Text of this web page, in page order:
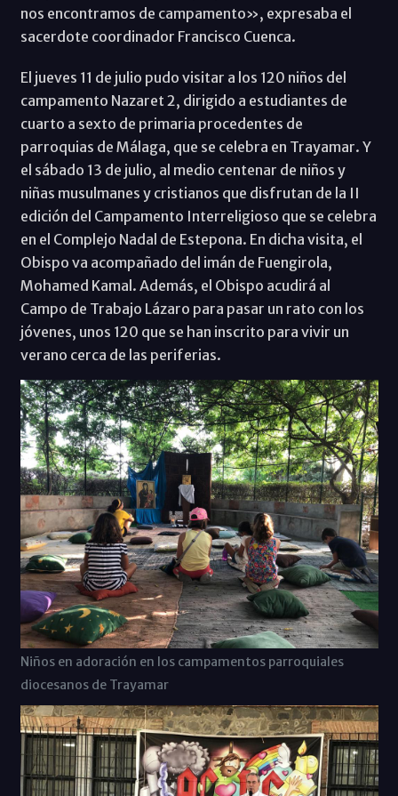
nos encontramos de campamento», expresaba el
sacerdote coordinador Francisco Cuenca.
El jueves 11 de julio pudo visitar a los 120 niños del
campamento Nazaret 2, dirigido a estudiantes de
cuarto a sexto de primaria procedentes de
parroquias de Málaga, que se celebra en Trayamar. Y
el sábado 13 de julio, al medio centenar de niños y
niñas musulmanes y cristianos que disfrutan de la II
edición del Campamento Interreligioso que se celebra
en el Complejo Nadal de Estepona. En dicha visita, el
Obispo va acompañado del imán de Fuengirola,
Mohamed Kamal. Además, el Obispo acudirá al
Campo de Trabajo Lázaro para pasar un rato con los
jóvenes, unos 120 que se han inscrito para vivir un
verano cerca de las periferias.
Niños en adoración en los campamentos parroquiales
diocesanos de Trayamar